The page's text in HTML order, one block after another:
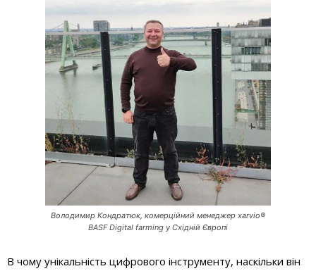
Володимир Кондратюк, комерційний менеджер xarvio®
BASF Digital farming у Східній Європі
В чому унікальність цифрового інструменту, наскільки він